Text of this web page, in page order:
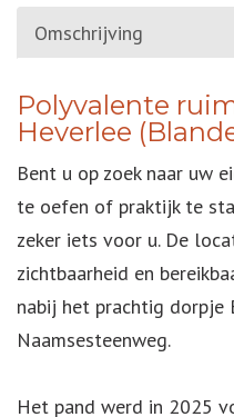
Omschrijving
OMSCHRIJVING
Polyvalente
Heverlee
Bent u op zoek naar uw
te oefen of praktijk te
zeker iets voor u. De
zichtbaarheid en
nabij het prachtig dorpje
Naamsesteenweg.
Het pand werd in 2025